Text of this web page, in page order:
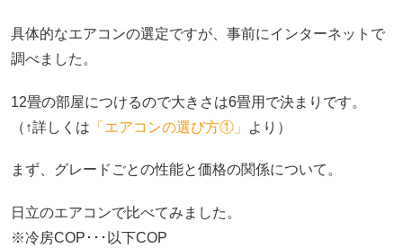
具体的なエアコンの選定ですが、事前にインターネットで
調べました。
12畳の部屋につけるので大きさは6畳用で決まりです。
（↑詳しくは 「エアコンの選び方①」 より）
まず、グレードごとの性能と価格の関係について。
日立のエアコンで比べてみました。
※冷房COP･･･以下COP